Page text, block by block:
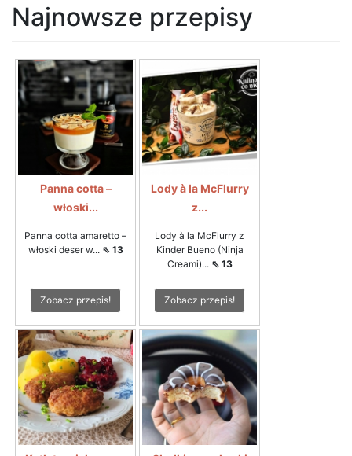
Najnowsze przepisy
Panna cotta –
włoski...
Panna cotta amaretto –
włoski deser w... ⇖ 13
Zobacz przepis!
Lody à la McFlurry
z...
Lody à la McFlurry z
Kinder Bueno (Ninja
Creami)... ⇖ 13
Zobacz przepis!